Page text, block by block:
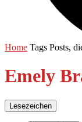
Home Tags Posts,
Emely
Lesezeichen